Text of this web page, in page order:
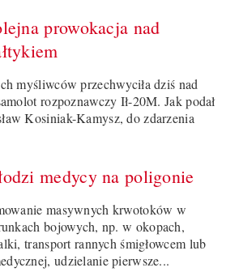
prowokacja nad
myśliwców przechwyciła dziś nad
rozpoznawczy Ił-20M. Jak podał
Kosiniak-Kamysz, do zdarzenia
medycy na poligonie
masywnych krwotoków w
bojowych, np. w okopach,
transport rannych śmigłowcem lub
udzielanie pierwsze...